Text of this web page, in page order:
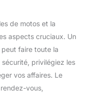
de motos et la
aspects cruciaux. Un
faire toute la
privilégiez les
vos affaires. Le
vous,